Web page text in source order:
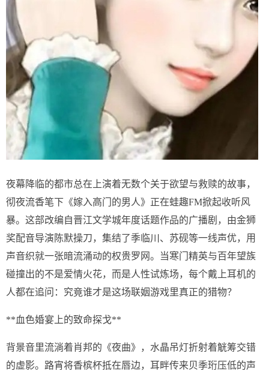
夜幕降临的都市总在上演着无数个关于欲望与救赎的故事，
彻夜流香笔下《嫁入高门的男人》正在蛙趣FM掀起收听风
暴。这部改编自晋江文学城年度话题作品的广播剧，由金狮
奖配音导演陈默操刀，集结了季临川、苏砚等一线声优，用
声音织就一张暗流涌动的权贵罗网。当寒门精英与百年望族
碰撞出的不是爱情火花，而是人性试炼场，每个戴上耳机的
人都在追问：究竟谁才是这场联姻游戏里真正的猎物？
**血色婚宴上的致命探戈**
背景音里流淌着肖邦的《夜曲》，水晶吊灯折射着觥筹交错
的虚影。路宵将香槟杯抵在唇边，耳畔传来贝季珩压低的声